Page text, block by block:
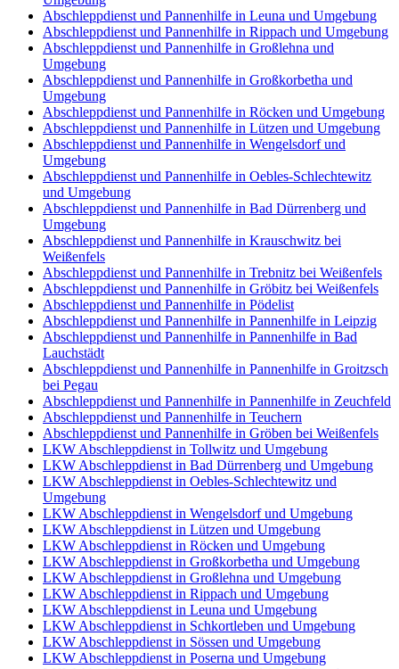
Abschleppdienst und Pannenhilfe in Leuna und Umgebung
Abschleppdienst und Pannenhilfe in Rippach und Umgebung
Abschleppdienst und Pannenhilfe in Großlehna und
Umgebung
Abschleppdienst und Pannenhilfe in Großkorbetha und
Umgebung
Abschleppdienst und Pannenhilfe in Röcken und Umgebung
Abschleppdienst und Pannenhilfe in Lützen und Umgebung
Abschleppdienst und Pannenhilfe in Wengelsdorf und
Umgebung
Abschleppdienst und Pannenhilfe in Oebles-Schlechtewitz
und Umgebung
Abschleppdienst und Pannenhilfe in Bad Dürrenberg und
Umgebung
Abschleppdienst und Pannenhilfe in Krauschwitz bei
Weißenfels
Abschleppdienst und Pannenhilfe in Trebnitz bei Weißenfels
Abschleppdienst und Pannenhilfe in Gröbitz bei Weißenfels
Abschleppdienst und Pannenhilfe in Pödelist
Abschleppdienst und Pannenhilfe in Pannenhilfe in Leipzig
Abschleppdienst und Pannenhilfe in Pannenhilfe in Bad
Lauchstädt
Abschleppdienst und Pannenhilfe in Pannenhilfe in Groitzsch
bei Pegau
Abschleppdienst und Pannenhilfe in Pannenhilfe in Zeuchfeld
Abschleppdienst und Pannenhilfe in Teuchern
Abschleppdienst und Pannenhilfe in Gröben bei Weißenfels
LKW Abschleppdienst in Tollwitz und Umgebung
LKW Abschleppdienst in Bad Dürrenberg und Umgebung
LKW Abschleppdienst in Oebles-Schlechtewitz und
Umgebung
LKW Abschleppdienst in Wengelsdorf und Umgebung
LKW Abschleppdienst in Lützen und Umgebung
LKW Abschleppdienst in Röcken und Umgebung
LKW Abschleppdienst in Großkorbetha und Umgebung
LKW Abschleppdienst in Großlehna und Umgebung
LKW Abschleppdienst in Rippach und Umgebung
LKW Abschleppdienst in Leuna und Umgebung
LKW Abschleppdienst in Schkortleben und Umgebung
LKW Abschleppdienst in Sössen und Umgebung
LKW Abschleppdienst in Poserna und Umgebung